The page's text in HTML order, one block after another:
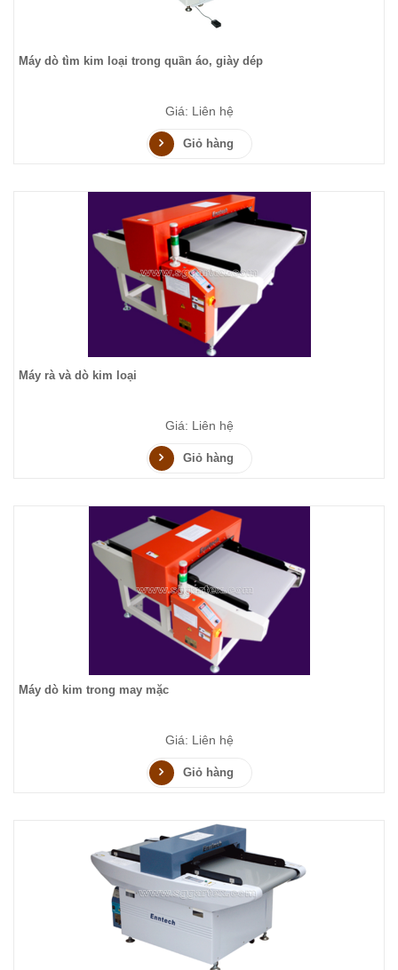
Máy dò tìm kim loại trong quần áo, giày dép
Giá: Liên hệ
Giỏ hàng
Máy rà và dò kim loại
Giá: Liên hệ
Giỏ hàng
Máy dò kim trong may mặc
Giá: Liên hệ
Giỏ hàng